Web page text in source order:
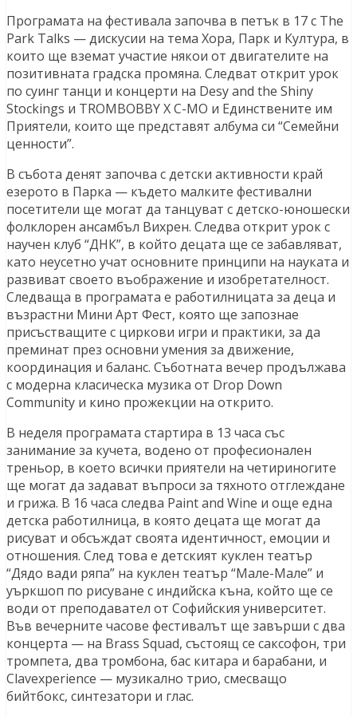
Програмата на фестивала започва в петък в 17 с The
Park Talks — дискусии на тема Хора, Парк и Култура, в
които ще вземат участие някои от двигателите на
позитивната градска промяна. Следват открит урок
по суинг танци и концерти на Desy and the Shiny
Stockings и TROMBOBBY X C-MO и Единствените им
Приятели, които ще представят албума си “Семейни
ценности”.
В събота денят започва с детски активности край
езерото в Парка — където малките фестивални
посетители ще могат да танцуват с детско-юношески
фолклорен ансамбъл Вихрен. Следва открит урок с
научен клуб “ДНК”, в който децата ще се забавляват,
като неусетно учат основните принципи на науката и
развиват своето въображение и изобретателност.
Следваща в програмата е работилницата за деца и
възрастни Мини Арт Фест, която ще запознае
присъстващите с циркови игри и практики, за да
преминат през основни умения за движение,
координация и баланс. Съботната вечер продължава
с модерна класическа музика от Drop Down
Community и кино прожекции на открито.
В неделя програмата стартира в 13 часа със
занимание за кучета, водено от професионален
треньор, в което всички приятели на четириногите
ще могат да задават въпроси за тяхното отглеждане
и грижа. В 16 часа следва Paint and Wine и още една
детска работилница, в която децата ще могат да
рисуват и обсъждат своята идентичност, емоции и
отношения. След това е детският куклен театър
“Дядо вади ряпа” на куклен театър “Мале-Мале” и
уъркшоп по рисуване с индийска къна, който ще се
води от преподавател от Софийския университет.
Във вечерните часове фестивалът ще завърши с два
концерта — на Brass Squad, състоящ се саксофон, три
тромпета, два тромбона, бас китара и барабани, и
Clavexperience — музикално трио, смесващо
бийтбокс, синтезатори и глас.